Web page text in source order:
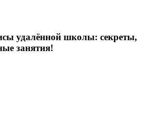
удалённой школы: секреты,
занятия!